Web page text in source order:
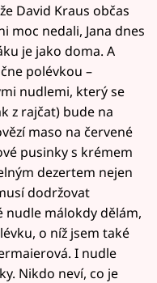
David Kraus občas
moc nedali, Jana dnes
je jako doma. A
polévkou –
nudlemi, který se
z rajčat) bude na
maso na červené
pusinky s krémem
dezertem nejen
dodržovat
nudle málokdy dělám,
o níž jsem také
I nudle
Nikdo neví, co je